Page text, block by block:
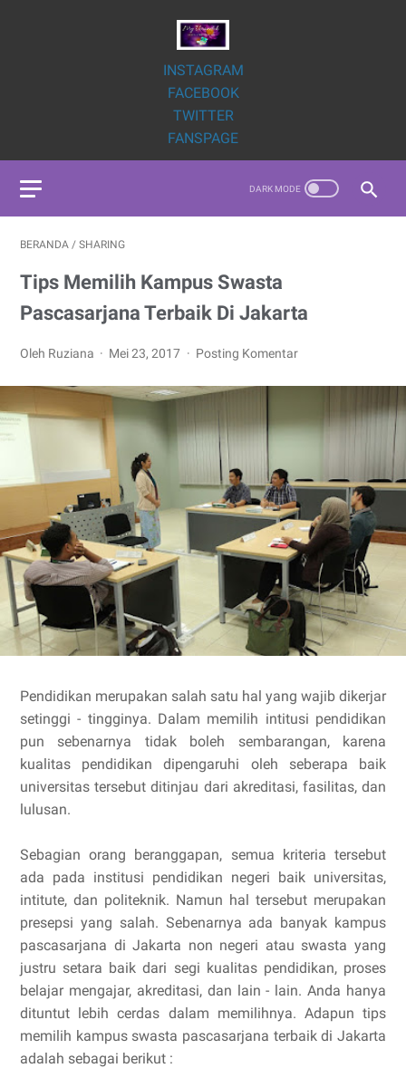
INSTAGRAM
FACEBOOK
TWITTER
FANSPAGE
BERANDA / SHARING
Tips Memilih Kampus Swasta
Pascasarjana Terbaik Di Jakarta
Oleh Ruziana Mei 23, 2017 Posting Komentar
Pendidikan merupakan salah satu hal yang wajib dikerjar
setinggi - tingginya. Dalam memilih intitusi pendidikan
pun sebenarnya tidak boleh sembarangan, karena
kualitas pendidikan dipengaruhi oleh seberapa baik
universitas tersebut ditinjau dari akreditasi, fasilitas, dan
lulusan.
Sebagian orang beranggapan, semua kriteria tersebut
ada pada institusi pendidikan negeri baik universitas,
intitute, dan politeknik. Namun hal tersebut merupakan
presepsi yang salah. Sebenarnya ada banyak kampus
pascasarjana di Jakarta non negeri atau swasta yang
justru setara baik dari segi kualitas pendidikan, proses
belajar mengajar, akreditasi, dan lain - lain. Anda hanya
dituntut lebih cerdas dalam memilihnya. Adapun tips
memilih kampus swasta pascasarjana terbaik di Jakarta
adalah sebagai berikut :